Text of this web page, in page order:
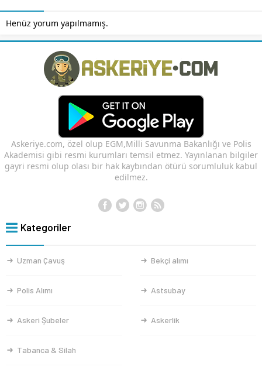
Henüz yorum yapılmamış.
Askeriye.com, özel olup EGM,Milli Savunma Bakanlığı ve Polis
Akademisi gibi resmi kurumları temsil etmez. Yayınlanan bilgiler
gayri resmi olup olası bir hak kaybından ötürü sorumluluk kabul
edilmez.
Kategoriler
Uzman Çavuş Bekçi alımı
Polis Alımı Astsubay
Askeri Şubeler Askerlik
Tabanca & Silah